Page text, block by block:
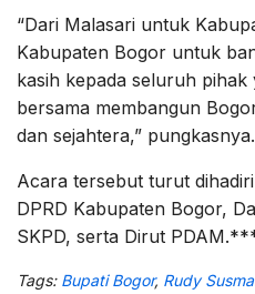
“Dari Malasari untuk
Kabupaten Bogor untuk
kasih kepada seluruh
bersama membangun
dan sejahtera,” pungkasnya.
Acara tersebut turut
DPRD Kabupaten Bogor,
SKPD, serta Dirut
Tags: Bupati Bogor, Rudy